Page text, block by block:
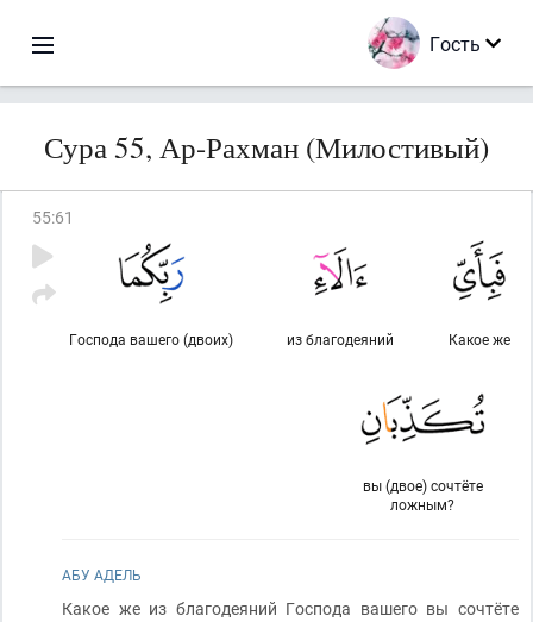
Гость
Сура 55, Ар-Рахман (Милостивый)
55:61
Какое же
из благодеяний
Господа вашего (двоих)
вы (двое) сочтёте
ложным?
АБУ АДЕЛЬ
Какое же из благодеяний Господа вашего вы сочтёте